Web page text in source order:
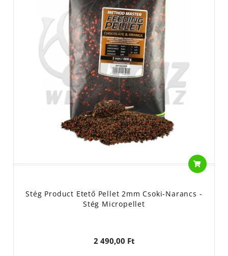
Stég Product Etető Pellet 2mm Csoki-Narancs -
Stég Micropellet
2 490,00 Ft